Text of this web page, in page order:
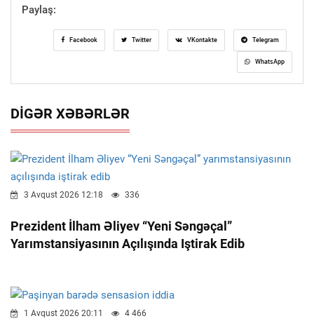
Paylaş:
Facebook Twitter VKontakte Telegram
WhatsApp
DIGƏR XƏBƏRLƏR
3 Avqust 2026 12:18 336
Prezident İlham Əliyev “Yeni Səngəçal”
Yarımstansiyasının Açılışında Iştirak Edib
1 Avqust 2026 20:11 4 466